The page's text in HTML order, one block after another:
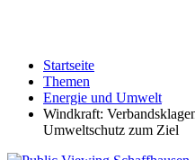
Startseite
Themen
Energie und Umwelt
Windkraft:
Umweltschutz zum Ziel